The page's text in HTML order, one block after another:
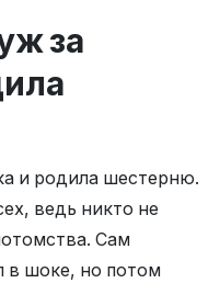
за
и родила шестерню.
ведь никто не
Сам
в шоке, но потом